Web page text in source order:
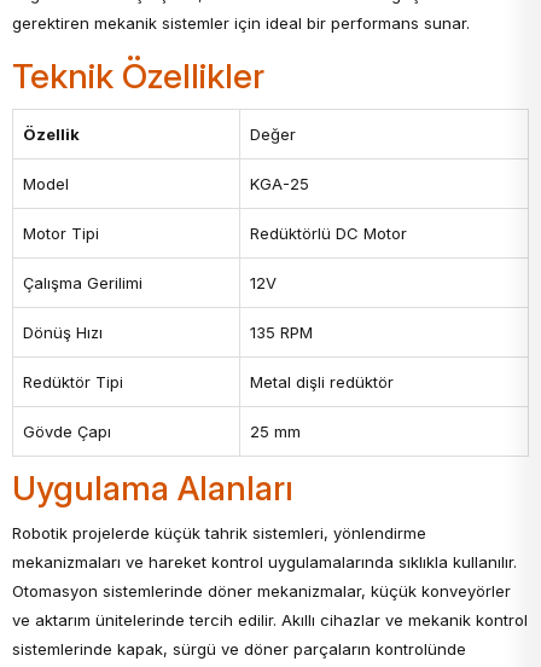
gerektiren mekanik sistemler için ideal bir performans sunar.
Teknik Özellikler
Özellik Değer
Model KGA-25
Motor Tipi Redüktörlü DC Motor
Çalışma Gerilimi 12V
Dönüş Hızı 135 RPM
Redüktör Tipi Metal dişli redüktör
Gövde Çapı 25 mm
Uygulama Alanları
Robotik projelerde küçük tahrik sistemleri, yönlendirme
mekanizmaları ve hareket kontrol uygulamalarında sıklıkla kullanılır.
Otomasyon sistemlerinde döner mekanizmalar, küçük konveyörler
ve aktarım ünitelerinde tercih edilir. Akıllı cihazlar ve mekanik kontrol
sistemlerinde kapak, sürgü ve döner parçaların kontrolünde